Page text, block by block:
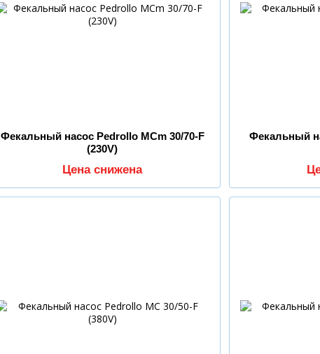
Фекальный насос Pedrollo MCm 30/70-F
(230V)
Цена снижена
Фекальный